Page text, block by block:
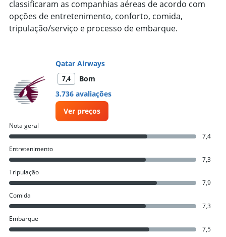
1
Y
axis
displaying
40.
classificaram as companhias aéreas de acordo com
opções de entretenimento, conforto, comida,
tripulação/serviço e processo de embarque.
Qatar Airways
7,4
Bom
3.736 avaliações
Ver preços
Nota geral
7,4
Entretenimento
7,3
Tripulação
7,9
Comida
7,3
Embarque
7,5